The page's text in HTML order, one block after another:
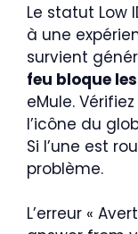
Le statut Low
à une
survient
feu bloque
eMule.
l’icône du
Si l’une est
problème.
L’erreur «